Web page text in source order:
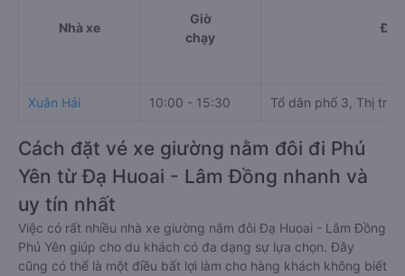
Nhà xe
Giờ
chạy
Xuân Hải 10:00 - 15:30 Tổ dân phố 3, Thị trấn
Cách đặt vé xe giường nằm đôi đi Phú
Yên từ Đạ Huoai - Lâm Đồng nhanh và
uy tín nhất
Việc có rất nhiều nhà xe giường nằm đôi Đạ Huoai - Lâm Đồng
Phú Yên giúp cho du khách có đa dạng sự lựa chọn. Đây
cũng có thể là một điều bất lợi làm cho hàng khách không biết